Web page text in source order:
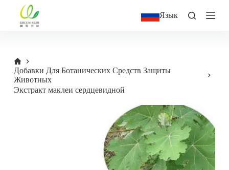
к
Язык
Добавки Для Ботанических Средств Защиты
Животных
Экстракт маклеи сердцевидной